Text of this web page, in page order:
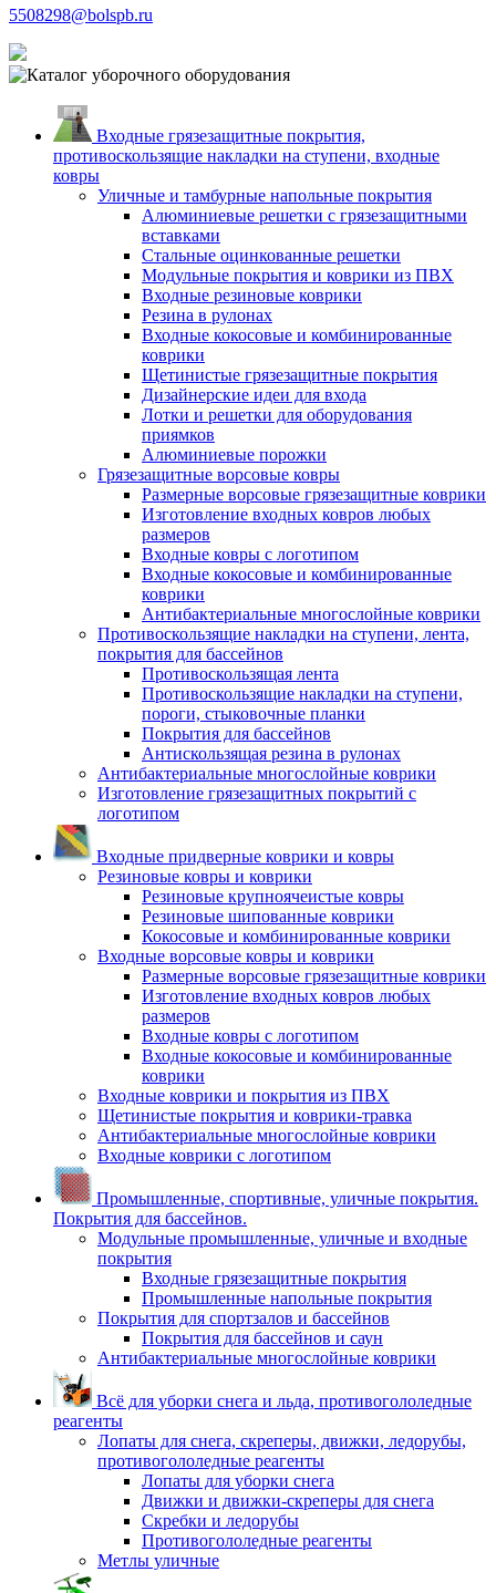
5508298@bolspb.ru
Входные грязезащитные покрытия,
противоскользящие накладки на ступени, входные
ковры
Уличные и тамбурные напольные покрытия
Алюминиевые решетки с грязезащитными
вставками
Стальные оцинкованные решетки
Модульные покрытия и коврики из ПВХ
Входные резиновые коврики
Резина в рулонах
Входные кокосовые и комбинированные
коврики
Щетинистые грязезащитные покрытия
Дизайнерские идеи для входа
Лотки и решетки для оборудования
приямков
Алюминиевые порожки
Грязезащитные ворсовые ковры
Размерные ворсовые грязезащитные коврики
Изготовление входных ковров любых
размеров
Входные ковры с логотипом
Входные кокосовые и комбинированные
коврики
Антибактериальные многослойные коврики
Противоскользящие накладки на ступени, лента,
покрытия для бассейнов
Противоскользящая лента
Противоскользящие накладки на ступени,
пороги, стыковочные планки
Покрытия для бассейнов
Антискользящая резина в рулонах
Антибактериальные многослойные коврики
Изготовление грязезащитных покрытий с
логотипом
Входные придверные коврики и ковры
Резиновые ковры и коврики
Резиновые крупноячеистые ковры
Резиновые шипованные коврики
Кокосовые и комбинированные коврики
Входные ворсовые ковры и коврики
Размерные ворсовые грязезащитные коврики
Изготовление входных ковров любых
размеров
Входные ковры с логотипом
Входные кокосовые и комбинированные
коврики
Входные коврики и покрытия из ПВХ
Щетинистые покрытия и коврики-травка
Антибактериальные многослойные коврики
Входные коврики с логотипом
Промышленные, спортивные, уличные покрытия.
Покрытия для бассейнов.
Модульные промышленные, уличные и входные
покрытия
Входные грязезащитные покрытия
Промышленные напольные покрытия
Покрытия для спортзалов и бассейнов
Покрытия для бассейнов и саун
Антибактериальные многослойные коврики
Всё для уборки снега и льда, противогололедные
реагенты
Лопаты для снега, скреперы, движки, ледорубы,
противогололедные реагенты
Лопаты для уборки снега
Движки и движки-скреперы для снега
Скребки и ледорубы
Противогололедные реагенты
Метлы уличные